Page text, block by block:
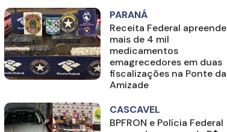
PARANÁ
Receita Federal apreende
mais de 4 mil
medicamentos
emagrecedores em duas
fiscalizações na Ponte da
Amizade
CASCAVEL
BPFRON e Polícia Federal